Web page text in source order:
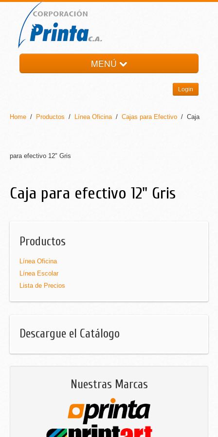
MENÚ
Login
Home / Productos / Línea Oficina/ Cajas para Efectivo / Caja
para efectivo 12" Gris
Caja para efectivo 12" Gris
Productos
Línea Oficina
Línea Escolar
Lista de Precios
Descargue el Catálogo
Nuestras Marcas